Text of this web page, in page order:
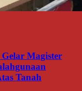
Magister
Tanah